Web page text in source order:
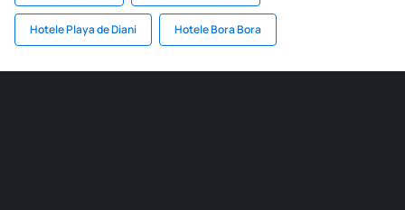
Hotele Playa de Diani Hotele Bora Bora